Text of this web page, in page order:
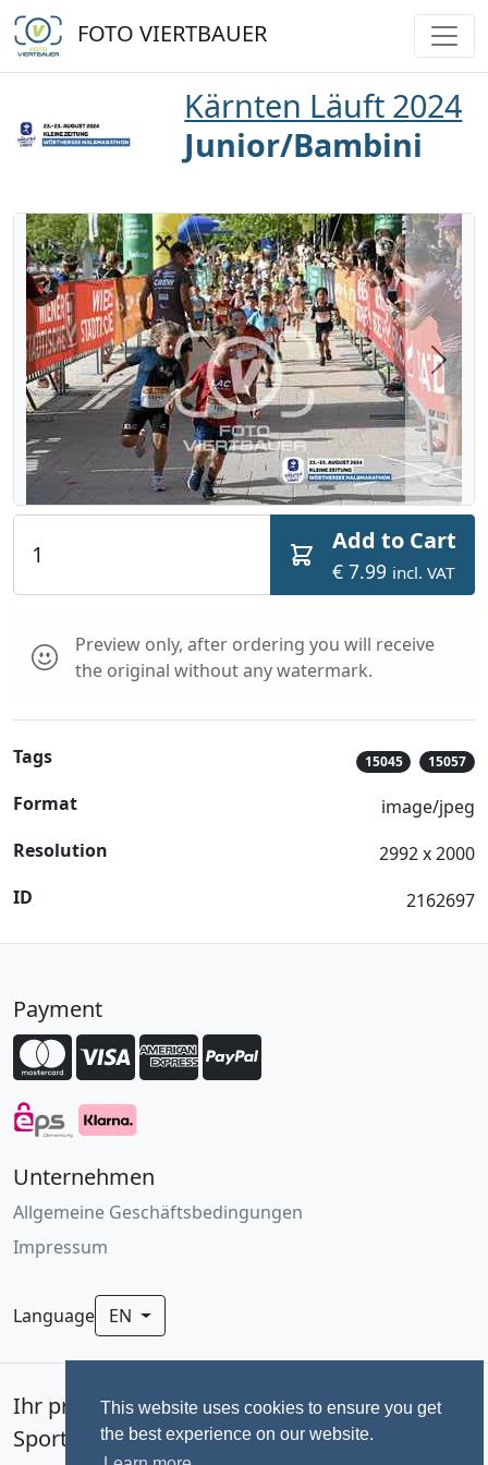
This website uses cookies to ensure you get
the best experience on our website.
FOTO VIERTBAUER
Kärnten Läuft 2024
Junior/Bambini
Next
Add to Cart
€ 7.99 incl. VAT
Preview only, after ordering you will receive
the original without any watermark.
Tags 15045 15057
Format
image/jpeg
Resolution
2992 x 2000
ID
2162697
Payment
Unternehmen
Allgemeine Geschäftsbedingungen
Impressum
Language EN
Ihr professionelles Fotoservice für
Sportevents seit 1992.